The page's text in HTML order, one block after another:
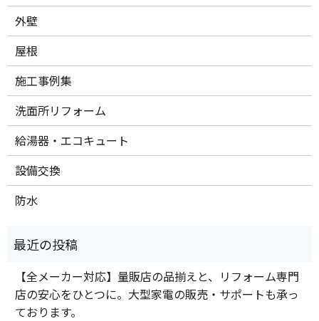
外壁
屋根
施工事例集
洗面所リフォーム
給湯器・エコキュート
設備交換
防水
【全メーカー対応】量販店の品揃えと、リフォーム専門
店の安心をひとつに。大型家電の販売・サポートも承っ
ております。